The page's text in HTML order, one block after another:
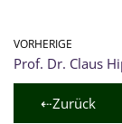
VORHERIGE
Prof. Dr. Claus
⇠Zurück